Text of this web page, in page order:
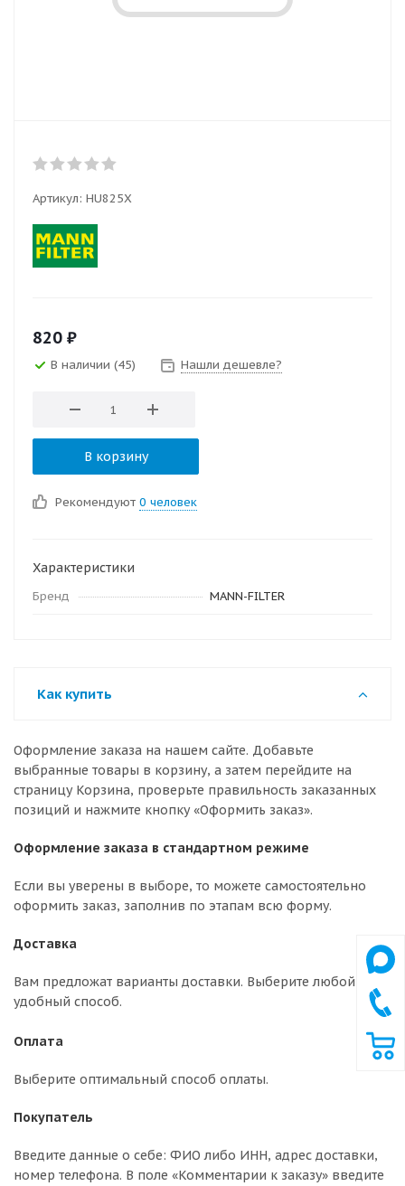
Артикул: HU825X
820 ₽
В наличии (45) Нашли дешевле?
В корзину
Рекомендуют 0 человек
Характеристики
Бренд MANN-FILTER
Как купить
Оформление заказа на нашем сайте. Добавьте
выбранные товары в корзину, а затем перейдите на
страницу Корзина, проверьте правильность заказанных
позиций и нажмите кнопку «Оформить заказ».
Оформление заказа в стандартном режиме
Если вы уверены в выборе, то можете самостоятельно
оформить заказ, заполнив по этапам всю форму.
Доставка
Вам предложат варианты доставки. Выберите любой
удобный способ.
Оплата
Выберите оптимальный способ оплаты.
Покупатель
Введите данные о себе: ФИО либо ИНН, адрес доставки,
номер телефона. В поле «Комментарии к заказу» введите